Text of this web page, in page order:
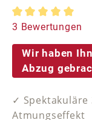
3 Bewertungen
Wir haben
Abzug
✓ Spektakuläre
Atmungseffekt